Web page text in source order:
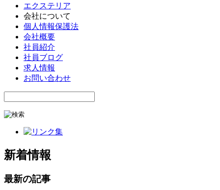
エクステリア
会社について
個人情報保護法
会社概要
社員紹介
社員ブログ
求人情報
お問い合わせ
新着情報
最新の記事